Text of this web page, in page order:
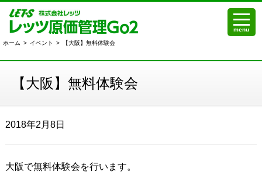
menu
ホーム > イベント > 【大阪】無料体験会
【大阪】無料体験会
2018年2月8日
大阪で無料体験会を行います。